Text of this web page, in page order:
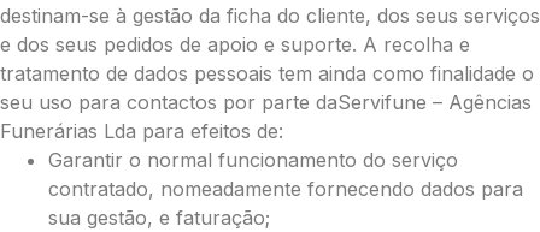
Mini (€75)
Pequena (€85)
Média (€100)
Grande (€115)
O seu nome*
Contacto telefónico
destinam-se à gestão da ficha do cliente, dos seus serviços
e dos seus pedidos de apoio e suporte. A recolha e
tratamento de dados pessoais tem ainda como finalidade o
seu uso para contactos por parte daServifune – Agências
Funerárias Lda para efeitos de:
Garantir o normal funcionamento do serviço
contratado, nomeadamente fornecendo dados para
sua gestão, e faturação;